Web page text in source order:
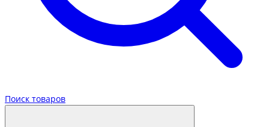
Поиск товаров